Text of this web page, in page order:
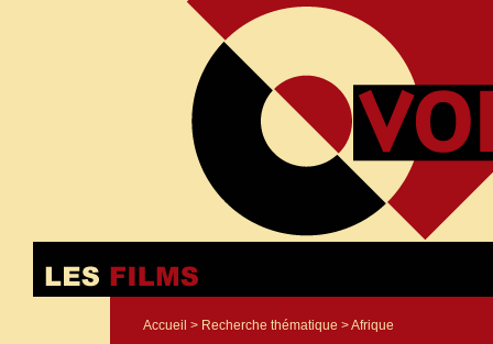
Accueil > Recherche thématique > Afrique